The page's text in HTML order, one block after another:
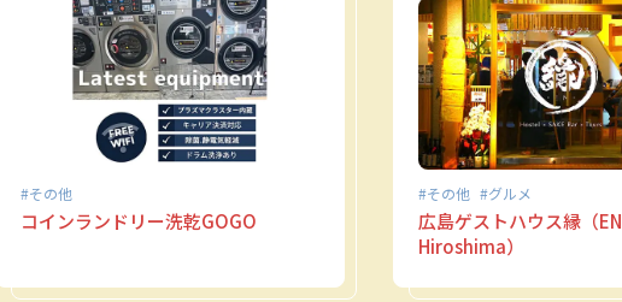
その他
コインランドリー洗乾GOGO
その他 グルメ
広島ゲストハウス縁（EN
Hiroshima）